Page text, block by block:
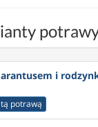
i
tą potrawą